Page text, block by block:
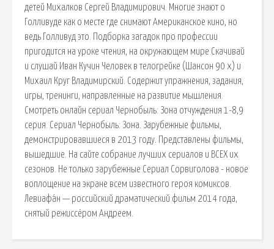
детей Михалков Сергей Владимирович. Многие знают о
Голливуде как о месте где снимают Американское кино, но
ведь Голливуд это. Подборка загадок про профессии
пригодится на уроке чтения, на окружающем мире Скачивай
и слушай Иван Кучин Человек в телогрейке (Шансон 90 х) и
Михаил Круг Владимирский. Содержит упражнения, задания,
игры, тренинги, направленные на развитие мышления.
Смотреть онлайн сериал Чернобыль: Зона отчуждения 1-8,9
серия. Сериал Чернобыль: Зона. Зарубежные фильмы,
демонстрировавшиеся в 2013 году. Представлены фильмы,
вышедшие. На сайте собрание лучших сериалов и ВСЕХ их
сезонов. Не только зарубежные Сериал Сорвиголова - новое
воплощение на экране всем известного героя комиксов.
Левиафа́н — российский драматический фильм 2014 года,
снятый режиссёром Андреем.